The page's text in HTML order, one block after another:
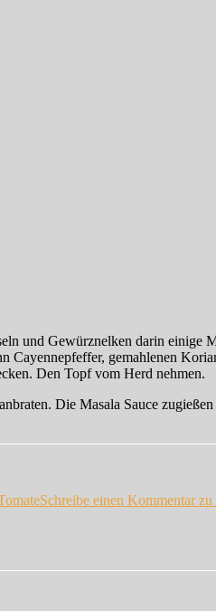
und Gewürznelken darin einige
Cayennepfeffer, gemahlenen
Den Topf vom Herd nehmen.
Die Masala Sauce
Schreibe einen Kommentarzu